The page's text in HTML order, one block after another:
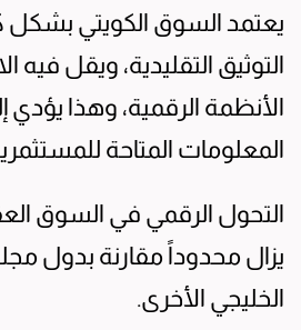
يعتمد السوق الكويتي
التوثيق التقليدية، ويقل فيه
الأنظمة الرقمية، وهذا يؤدي
المعلومات المتاحة
التحول الرقمي في السوق
يزال محدوداً مقارنة بدول
الخليجي الأخرى.